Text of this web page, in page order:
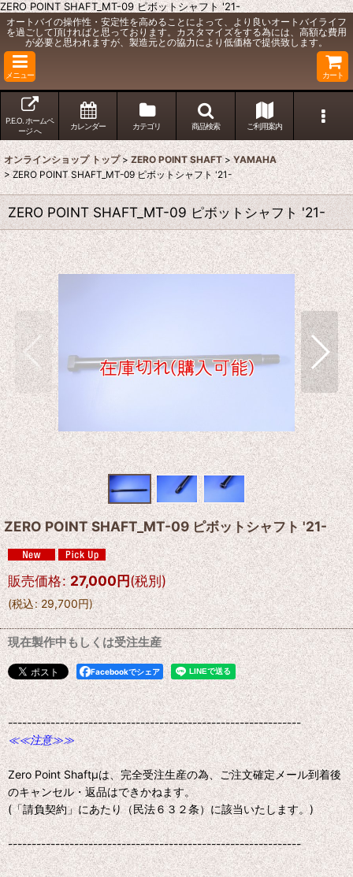
ZERO POINT SHAFT_MT-09 ピボットシャフト '21-
オートバイの操作性・安定性を高めることによって、より良いオートバイライフ
を過ごして頂ければと思っております。カスタマイズをする為には、高額な費用
が必要と思われますが、製造元との協力により低価格で提供致します。
メニュー カート
P.E.O. ホームペ
ージ へ
カレンダー カテゴリ 商品検索 ご利用案内
オンラインショップ トップ > ZERO POINT SHAFT > YAMAHA
> ZERO POINT SHAFT_MT-09 ピボットシャフト '21-
ZERO POINT SHAFT_MT-09 ピボットシャフト '21-
ZERO POINT SHAFT_MT-09 ピボットシャフト '21-
販売価格: 27,000円(税別)
(税込: 29,700円)
現在製作中もしくは受注生産
Facebookでシェア
--------------------------------------------------------------
≪≪注意≫≫
Zero Point Shaftμは、完全受注生産の為、ご注文確定メール到着後
のキャンセル・返品はできかねます。
(「請負契約」にあたり（民法６３２条）に該当いたします。)
--------------------------------------------------------------